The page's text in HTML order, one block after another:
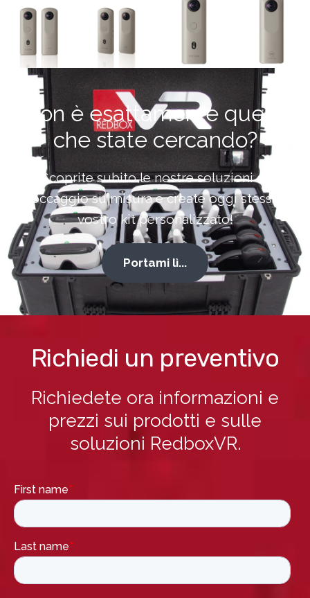
Non è esattamente quello
che state cercando?
Scoprite subito le nostre soluzioni di
stoccaggio su misura e create oggi stesso il
vostro kit personalizzato!
Portami lì...
Richiedi un preventivo
Richiedete ora informazioni e
prezzi sui prodotti e sulle
soluzioni RedboxVR.